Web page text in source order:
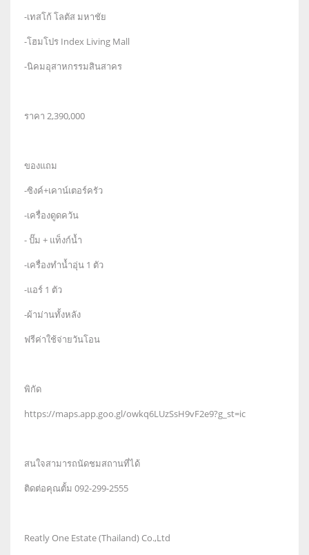
-เทสโก้ โลตัส มหาชัย
-โฮมโปร Index Living Mall
-นิคมอุสาหกรรมสินสาคร
ราคา 2,390,000
ของแถม
-ซิงค์+เคาน์เตอร์ครัว
-เครื่องดูดควัน
- ปั๊ม + แท็งก์น้ำ
-เครื่องทำน้ำอุ่น 1 ตัว
-แอร์ 1 ตัว
-ผ้าม่านทั้งหลัง
ฟรีค่าใช้จ่ายวันโอน
พิกัด
https://maps.app.goo.gl/owkq6LUzSsH9vF2e9?g_st=ic
สนใจสามารถนัดชมสถานที่ได้
ติดต่อคุณตั้ม 092-299-2555
Reatly One Estate (Thailand) Co.,Ltd